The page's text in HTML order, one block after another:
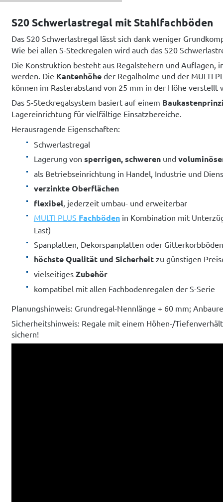
S20 Schwerlastregal mit Stahlfachböden
Das S20 Schwerlastregal lässt sich dank weniger
Wie bei allen S-Steckregalen wird auch das S20
Die Konstruktion besteht aus Regalstehern und Auflagen,
werden. Die Kantenhöhe der Regalholme und der MULTI
können im Rasterabstand von 25 mm in der Höhe verstellt
Das S-Steckregalsystem basiert auf einem
Lagereinrichtung für vielfältige Einsatzbereiche.
Herausragende Eigenschaften:
Schwerlastregal
Lagerung von sperrigen, schwerenund
als Betriebseinrichtung in Handel, Industrie und
verzinkte Oberflächen
flexibel , jederzeit umbau- und erweiterbar
MULTI PLUS Fachbödenin Kombination mit
Last)
Spanplatten, Dekorspanplatten oder
höchste Qualität und Sicherheitzu günstigen
vielseitiges Zubehör
kompatibel mit allen Fachbodenregalen der S-Serie
Planungshinweis: Grundregal-Nennlänge + 60 mm;
Sicherheitshinweis: Regale mit einem Höhen-/
sichern!